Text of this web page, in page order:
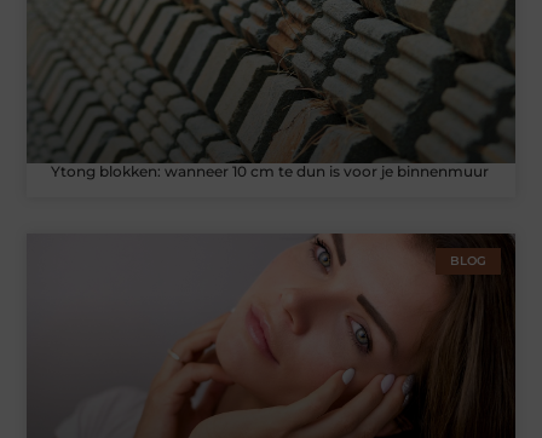
Ytong blokken: wanneer 10 cm te dun is voor je binnenmuur
BLOG